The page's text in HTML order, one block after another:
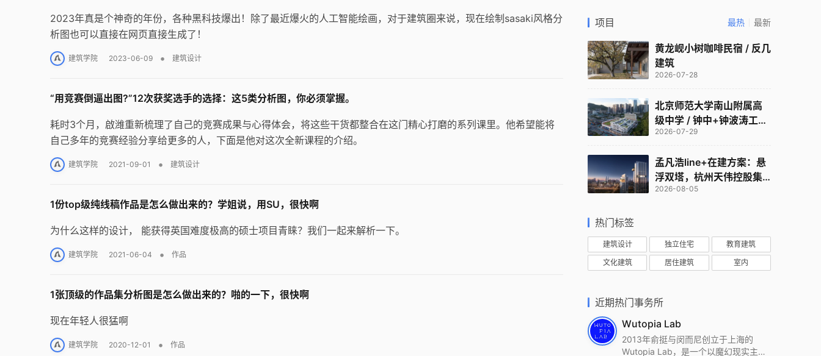
2023年真是个神奇的年份，各种黑科技爆出！除了最近爆火的人工智能绘画，对于建筑圈来说，现在绘制sasaki风格分
析图也可以直接在网页直接生成了！
建筑学院 2023-06-09 • 建筑设计
“用竞赛倒逼出图?”12次获奖选手的选择：这5类分析图，你必须掌握。
耗时3个月，啟潍重新梳理了自己的竞赛成果与心得体会，将这些干货都整合在这门精心打磨的系列课里。他希望能将
自己多年的竞赛经验分享给更多的人，下面是他对这次全新课程的介绍。
建筑学院 2021-09-01 • 建筑设计
1份top级纯线稿作品是怎么做出来的？学姐说，用SU，很快啊
为什么这样的设计， 能获得英国难度极高的硕士项目青睐？我们一起来解析一下。
建筑学院 2021-06-04 • 作品
1张顶级的作品集分析图是怎么做出来的？啪的一下，很快啊
现在年轻人很猛啊
建筑学院 2020-12-01 • 作品
项目 最热 最新
黄龙岘小树咖啡民宿 / 反几
建筑
2026-07-28
北京师范大学南山附属高
级中学 / 钟中+钟波涛工作
室
2026-07-29
孟凡浩line+在建方案：悬
浮双塔，杭州天伟控股集
团总部
2026-08-05
热门标签
建筑设计 独立住宅 教育建筑
文化建筑 居住建筑 室内
近期热门事务所
Wutopia Lab
2013年俞挺与闵而尼创立于上海的
Wutopia Lab，是一个以魔幻现实主